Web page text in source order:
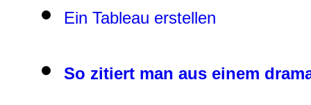
Ein Tableau erstellen
So zitiert man aus einem